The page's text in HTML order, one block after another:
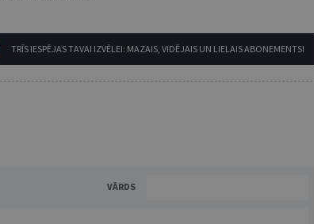
TRĪS IESPĒJAS TAVAI IZVĒLEI: MAZAIS, VIDĒJAIS UN LIELAIS ABONEMENTS!
VĀRDS